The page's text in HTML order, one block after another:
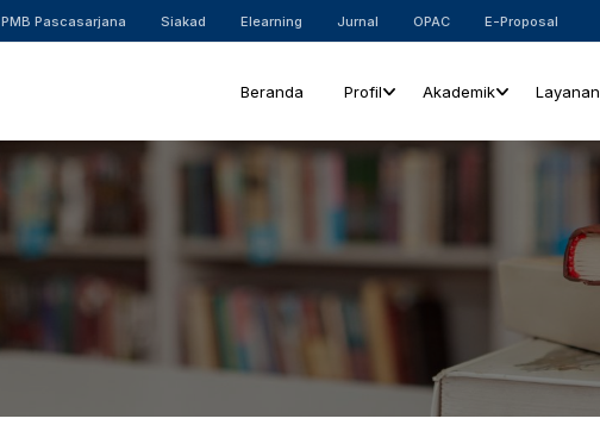
PMB Pascasarjana Siakad Elearning Jurnal OPAC E-Proposal
Beranda Profil Akademik Layanan